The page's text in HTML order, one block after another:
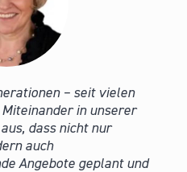
– seit vielen
in unserer
dass nicht nur
auch
Angebote geplant und